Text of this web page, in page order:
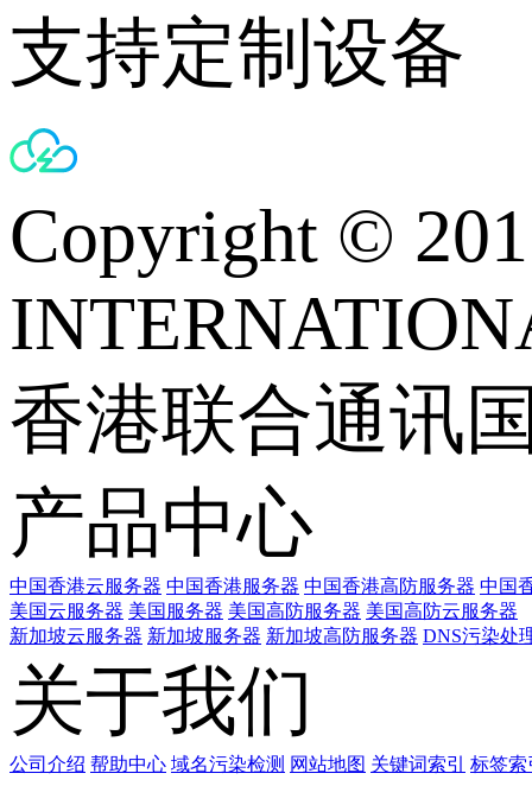
支持定制设备
Copyright ©
香港联合通讯
产品中心
中国香港云服务器 中国香港服务器 中国香港高防服务器 中国
美国云服务器 美国服务器 美国高防服务器 美国高防云服务器
新加坡云服务器 新加坡服务器 新加坡高防服务器 DNS污染处
关于我们
公司介绍 帮助中心 域名污染检测 网站地图 关键词索引 标签索